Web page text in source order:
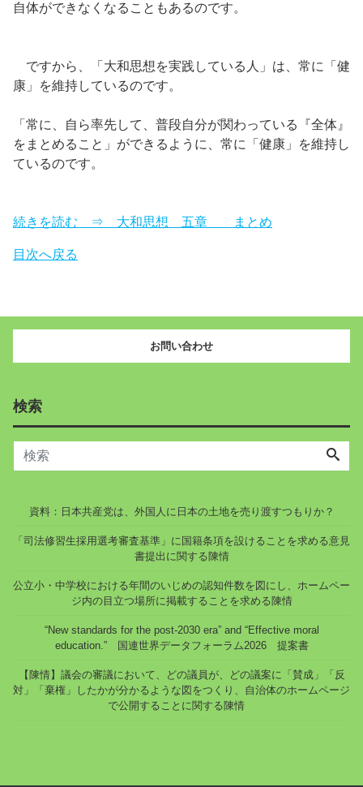
自体ができなくなることもあるのです。
ですから、「大和思想を実践している人」は、常に「健
康」を維持しているのです。
「常に、自ら率先して、普段自分が関わっている『全体』
をまとめること」ができるように、常に「健康」を維持し
ているのです。
続きを読む ⇒ 大和思想 五章 まとめ
目次へ戻る
お問い合わせ
検索
資料：日本共産党は、外国人に日本の土地を売り渡すつもりか？
「司法修習生採用選考審査基準」に国籍条項を設けることを求める意見
書提出に関する陳情
公立小・中学校における年間のいじめの認知件数を図にし、ホームペー
ジ内の目立つ場所に掲載することを求める陳情
“New standards for the post-2030 era” and “Effective moral
education.” 国連世界データフォーラム2026 提案書
【陳情】議会の審議において、どの議員が、どの議案に「賛成」「反
対」「棄権」したかが分かるような図をつくり、自治体のホームページ
で公開することに関する陳情